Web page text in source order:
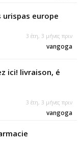
urispas europe
3 έτη, 3 μήνες πριν
vangoga
ici! livraison, é
3 έτη, 3 μήνες πριν
vangoga